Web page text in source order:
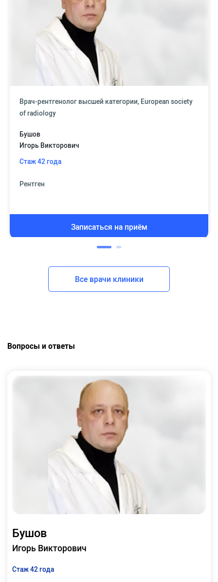
Врач-рентгенолог высшей категории, European society
of radiology
Бушов
Игорь Викторович
Стаж 42 года
Рентген
Записаться на приём
Все врачи клиники
Вопросы и ответы
Бушов
Игорь Викторович
Стаж 42 года